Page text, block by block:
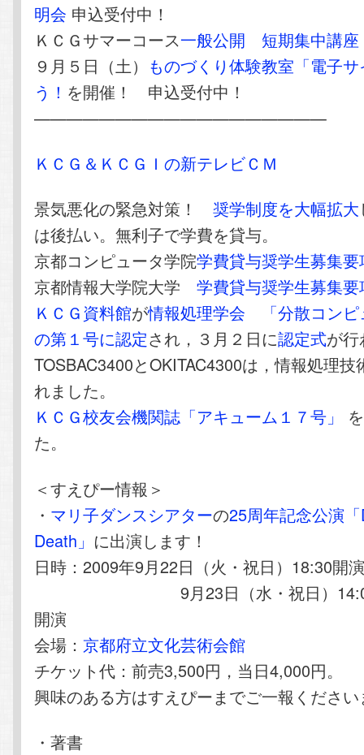
明会 申込受付中！
ＫＣＧサマーコース一般公開 短期集中講座
９月５日（土） ものづくり体験教室「電子
う！ を開催！ 申込受付中！
——————————————————
ＫＣＧ＆ＫＣＧＩの新テレビＣＭ
景気悪化の緊急対策！奨学制度を大幅拡大
は後払い。無利子で学費を貸与。
京都コンピュータ学院学費貸与奨学生募集要
京都情報大学院大学学費貸与奨学生募集要
ＫＣＧ資料館が情報処理学会
「分散コン
の第１号に認定され，３月２日に認定式が
TOSBAC3400とOKITAC4300は，情報処理
れました。
ＫＣＧ校友会機関誌「アキューム１７号」
た。
＜すえぴー情報＞
・ マリ子ダンスシアターの25周年記念公演
Death」 に出演します！
日時：2009年9月22日（火・祝日）18:30開
9月23日（水・祝日）14:00
開演
会場： 京都府立文化芸術会館
チケット代：前売3,500円，当日4,000円。
興味のある方はすえぴーまでご一報くださ
・著書